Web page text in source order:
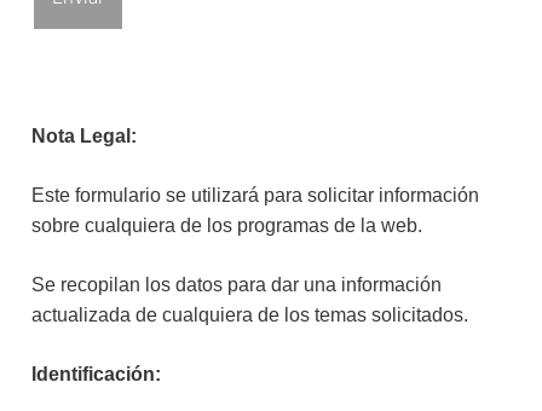
Nota Legal:
Este formulario se utilizará para solicitar información
sobre cualquiera de los programas de la web.
Se recopilan los datos para dar una información
actualizada de cualquiera de los temas solicitados.
Identificación: